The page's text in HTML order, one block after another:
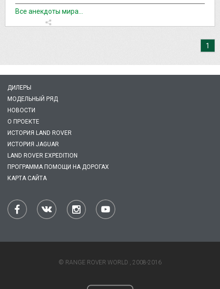
Все анекдоты мира...
1
ДИЛЕРЫ
МОДЕЛЬНЫЙ РЯД
НОВОСТИ
О ПРОЕКТЕ
ИСТОРИЯ LAND ROVER
ИСТОРИЯ JAGUAR
LAND ROVER EXPEDITION
ПРОГРАММА ПОМОЩИ НА ДОРОГАХ
КАРТА САЙТА
© RANGE ROVER WORLD , 2008-2016